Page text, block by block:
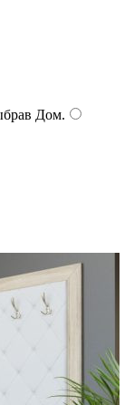
Дом.